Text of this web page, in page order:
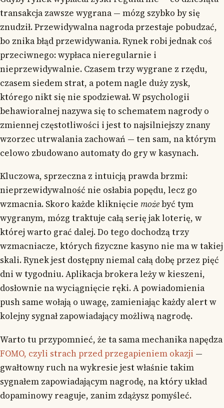
transakcja zawsze wygrana — mózg szybko by się
znudził. Przewidywalna nagroda przestaje pobudzać,
bo znika błąd przewidywania. Rynek robi jednak coś
przeciwnego: wypłaca nieregularnie i
nieprzewidywalnie. Czasem trzy wygrane z rzędu,
czasem siedem strat, a potem nagle duży zysk,
którego nikt się nie spodziewał. W psychologii
behawioralnej nazywa się to schematem nagrody o
zmiennej częstotliwości i jest to najsilniejszy znany
wzorzec utrwalania zachowań — ten sam, na którym
celowo zbudowano automaty do gry w kasynach.
Kluczowa, sprzeczna z intuicją prawda brzmi:
nieprzewidywalność nie osłabia popędu, lecz go
wzmacnia. Skoro każde kliknięcie możebyć tym
wygranym, mózg traktuje całą serię jak loterię, w
której warto grać dalej. Do tego dochodzą trzy
wzmacniacze, których fizyczne kasyno nie ma w takiej
skali. Rynek jest dostępny niemal całą dobę przez pięć
dni w tygodniu. Aplikacja brokera leży w kieszeni,
dosłownie na wyciągnięcie ręki. A powiadomienia
push same wołają o uwagę, zamieniając każdy alert w
kolejny sygnał zapowiadający możliwą nagrodę.
Warto tu przypomnieć, że ta sama mechanika napędza
FOMO, czyli strach przed przegapieniem okazji —
gwałtowny ruch na wykresie jest właśnie takim
sygnałem zapowiadającym nagrodę, na który układ
dopaminowy reaguje, zanim zdążysz pomyśleć.